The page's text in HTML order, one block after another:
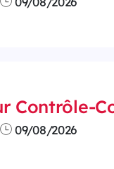
Contrôle-
09/08/2026